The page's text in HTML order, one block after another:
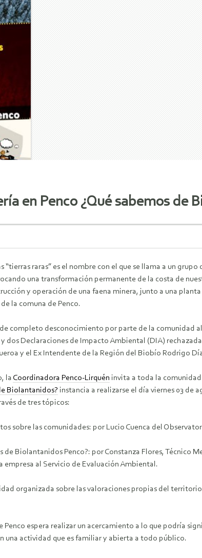
en Penco ¿Qué sabemos de
“tierras raras” es el nombre con el que se llama a un
una transformación permanente de la costa de
y operación de una faena minera, junto a una
la comuna de Penco.
completo desconocimiento por parte de la comunidad
dos Declaraciones de Impacto Ambiental (DIA)
y el Ex Intendente de la Región del Biobío Rodrigo
la Coordinadora Penco-Lirquén invita a toda la
Biolantanidos? instancia a realizarse el día viernes 03 de
de tres tópicos:
sobre las comunidades: por Lucio Cuenca del
de Biolantanidos Penco?: por Constanza Flores,
al Servicio de Evaluación Ambiental.
organizada sobre las valoraciones propias del
espera realizar un acercamiento a lo que podría
una actividad que es familiar y abierta a todo público.